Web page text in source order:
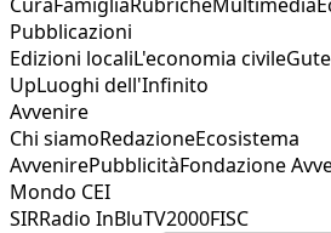
Pubblicazioni
Edizioni localiL'economia civile
UpLuoghi dell'Infinito
Avvenire
Chi siamoRedazioneEcosistema
AvvenirePubblicitàFondazione
Mondo CEI
SIRRadio InBluTV2000FISC